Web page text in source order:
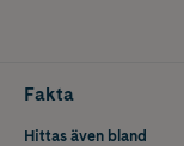
Fakta
Hittas även bland